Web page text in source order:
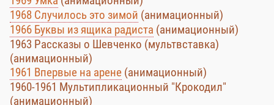
1968 Случилось это зимой (анимационный)
1966 Буквы из ящика радиста (анимационный)
1963 Рассказы о Шевченко (мультвставка)
(анимационный)
1961 Впервые на арене (анимационный)
1960-1961 Мультипликационный "Крокодил"
(анимационный)